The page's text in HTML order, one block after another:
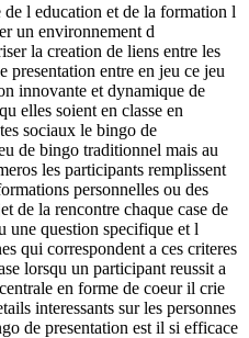
l education et de la formation l
un environnement d
la creation de liens entre les
presentation entre en jeu ce jeu
innovante et dynamique de
elles soient en classe en
sociaux le bingo de
de bingo traditionnel mais au
les participants remplissent
personnelles ou des
de la rencontre chaque case de
une question specifique et l
qui correspondent a ces criteres
lorsqu un participant reussit a
en forme de coeur il crie
interessants sur les personnes
de presentation est il si efficace